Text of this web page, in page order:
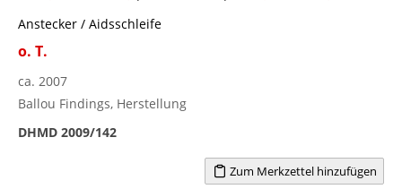
Anstecker / Aidsschleife
o. T.
ca. 2007
Ballou Findings, Herstellung
DHMD 2009/142
Zum Merkzettel hinzufügen